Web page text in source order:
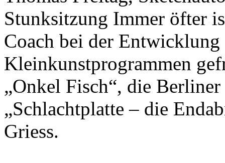
Stunksitzung Immer öfter
Coach bei der
Kleinkunstprogrammen
„Onkel Fisch“, die
„Schlachtplatte – die
Griess.